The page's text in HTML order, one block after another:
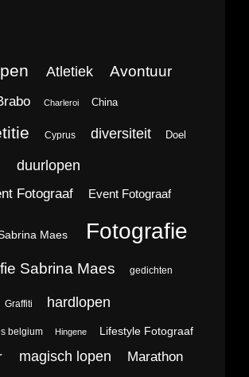
Atletiek Avontuur
Charleroi China
Cyprus diversiteit Doel
duurlopen
Fotograaf Event Fotograaf
Maes Fotografie
Sabrina Maes gedichten
Graffiti hardlopen
belgium Hingene Lifestyle Fotograaf
magisch lopen Marathon